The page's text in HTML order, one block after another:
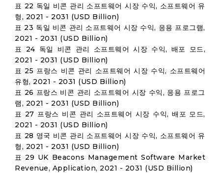
표 22 독일 비콘 관리 소프트웨어 시장 수익, 소프트웨어 유
형, 2021 - 2031 (USD Billion)
표 23 독일 비콘 관리 소프트웨어 시장 수익, 응용 프로그램,
2021 - 2031 (USD Billion)
표 24 독일 비콘 관리 소프트웨어 시장 수익, 배포 모드,
2021 - 2031 (USD Billion)
표 25 프랑스 비콘 관리 소프트웨어 시장 수익, 소프트웨어
유형, 2021 - 2031 (USD Billion)
표 26 프랑스 비콘 관리 소프트웨어 시장 수익, 응용 프로그
램, 2021 - 2031 (USD Billion)
표 27 프랑스 비콘 관리 소프트웨어 시장 수익, 배포 모드,
2021 - 2031 (USD Billion)
표 28 영국 비콘 관리 소프트웨어 시장 수익, 소프트웨어 유
형, 2021 - 2031 (USD Billion)
표 29 UK Beacons Management Software Market
Revenue, Application, 2021 - 2031 (USD Billion)